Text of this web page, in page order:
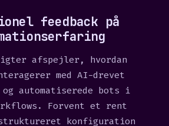
feedback på
afspejler, hvordan
med AI-drevet
automatiserede bots i
Forvent et rent
konfiguration